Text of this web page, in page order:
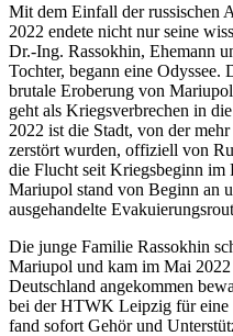
Mit dem Einfall der russischen
2022 endete nicht nur seine
Dr.-Ing. Rassokhin, Ehemann
Tochter, begann eine Odyssee.
brutale Eroberung von
geht als Kriegsverbrechen in
2022 ist die Stadt, von der
zerstört wurden, offiziell von
die Flucht seit Kriegsbeginn im
Mariupol stand von Beginn an
ausgehandelte
Die junge Familie Rassokhin
Mariupol und kam im Mai
Deutschland angekommen
bei der HTWK Leipzig für eine
fand sofort Gehör und